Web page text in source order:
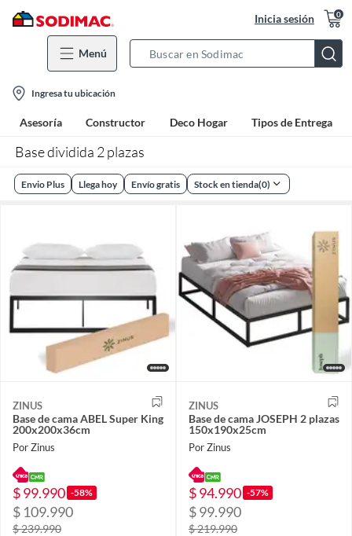
Inicia sesión 0
Menú
Bar
location-
icon
Ingresa tu ubicación
Asesoría Constructor Deco Hogar Tipos de Entrega
Base dividida 2 plazas
Envio Plus Llega hoy Envío gratis Stock en tienda(0)
ZINUS
Base de cama ABEL Super King
200x200x36cm
Por Zinus
$ 99.990 -58%
$ 109.990
$ 239.990
ZINUS
Base de cama JOSEPH 2 plazas
150x190x25cm
Por Zinus
$ 94.990 -57%
$ 99.990
$ 219.990